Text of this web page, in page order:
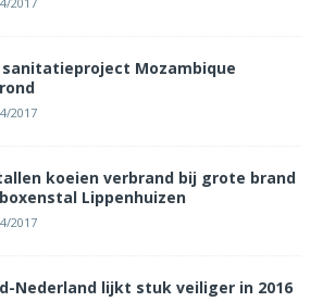
sanitatieproject Mozambique
2017
koeien verbrand bij grote brand
Lippenhuizen
2017
Nederland lijkt stuk veiliger in 2016